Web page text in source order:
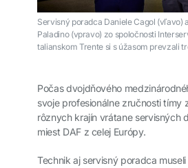
Servisný poradca Daniele Cagol (vľavo)
Paladino (vpravo) zo spoločnosti
talianskom Trente si s úžasom prevzali
Počas dvojdňového
svoje profesionálne zručnosti tímy
rôznych krajín vrátane servisných
miest DAF z celej Európy.
Technik aj servisný poradca